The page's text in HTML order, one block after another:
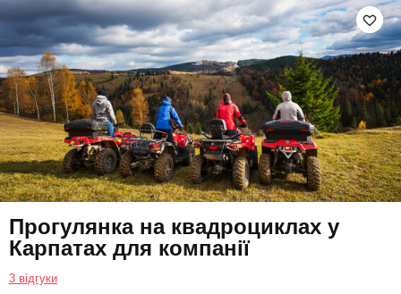
Прогулянка на квадроциклах у
Карпатах для компанії
3 відгуки